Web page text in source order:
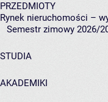
PRZEDMIOTY
Rynek nieruchomości –
Semestr zimowy 2026/
STUDIA
AKADEMIKI